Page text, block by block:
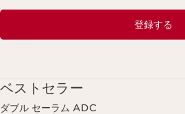
登録する
ベストセラー
ダブル セーラム ADC